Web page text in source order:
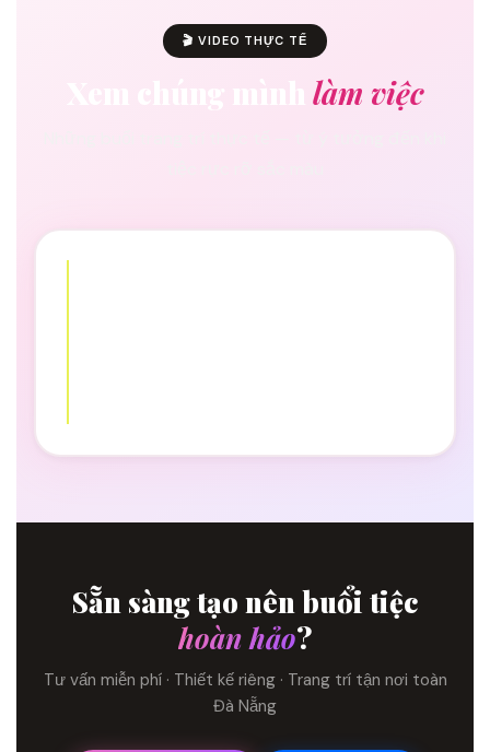
🎬 VIDEO THỰC TẾ
Xem chúng mình làm việc
Sẵn sàng tạo nên buổi tiệc
hoàn hảo?
Tư vấn miễn phí · Thiết kế riêng · Trang trí tận nơi toàn
Đà Nẵng